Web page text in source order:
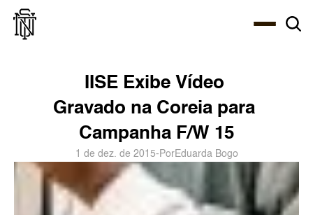
IISE Exibe Vídeo
Gravado na Coreia para
Campanha F/W 15
1 de dez. de 2015- PorEduarda Bogo